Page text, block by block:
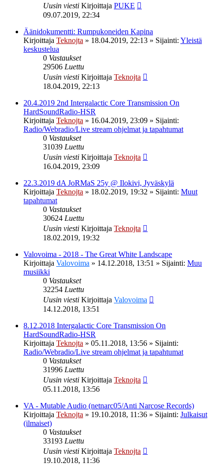
Uusin viesti Kirjoittaja PUKE
09.07.2019, 22:34
Äänidokumentti: Rumpukoneiden Kapina
Kirjoittaja Teknojta » 18.04.2019, 22:13 » Sijainti: Yleistä
keskustelua
0 Vastaukset
29506 Luettu
Uusin viesti Kirjoittaja Teknojta
18.04.2019, 22:13
20.4.2019 2nd Intergalactic Core Transmission On
HardSoundRadio-HSR
Kirjoittaja Teknojta » 16.04.2019, 23:09 » Sijainti:
Radio/Webradio/Live stream ohjelmat ja tapahtumat
0 Vastaukset
31039 Luettu
Uusin viesti Kirjoittaja Teknojta
16.04.2019, 23:09
22.3.2019 dA JoRMaS 25y @ Ilokivi, Jyväskylä
Kirjoittaja Teknojta » 18.02.2019, 19:32 » Sijainti: Muut
tapahtumat
0 Vastaukset
30624 Luettu
Uusin viesti Kirjoittaja Teknojta
18.02.2019, 19:32
Valovoima - 2018 - The Great White Landscape
Kirjoittaja Valovoima » 14.12.2018, 13:51 » Sijainti: Muu
musiikki
0 Vastaukset
32254 Luettu
Uusin viesti Kirjoittaja Valovoima
14.12.2018, 13:51
8.12.2018 Intergalactic Core Transmission On
HardSoundRadio-HSR
Kirjoittaja Teknojta » 05.11.2018, 13:56 » Sijainti:
Radio/Webradio/Live stream ohjelmat ja tapahtumat
0 Vastaukset
31996 Luettu
Uusin viesti Kirjoittaja Teknojta
05.11.2018, 13:56
VA - Mutable Audio (netnarc05/Anti Narcose Records)
Kirjoittaja Teknojta » 19.10.2018, 11:36 » Sijainti: Julkaisut
(ilmaiset)
0 Vastaukset
33193 Luettu
Uusin viesti Kirjoittaja Teknojta
19.10.2018, 11:36